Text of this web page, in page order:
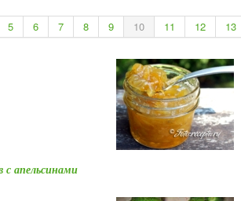
помидоров
огурцов Кол-во материалов: 19
Кол-во материалов: 12
баклажанов, кабачков, перца, тыквы
5 6 7 8 9 10 11 12 13
с апельсинами